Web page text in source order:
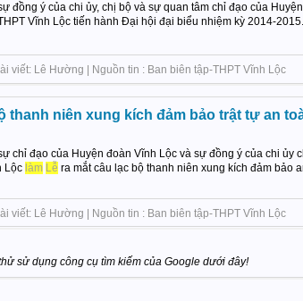
đồng ý của chi ủy, chị bộ và sự quan tâm chỉ đạo của
Vĩnh Lộc tiến hành Đại hội đại biểu nhiệm kỳ 2014-
viết: Lê Hường | Nguồn tin : Ban biên tập-THPT Vĩnh Lộc
thanh niên xung kích đảm bảo trật tự an
chỉ đạo của Huyện đoàn Vĩnh Lộc và sự đồng ý của chi ủy
Lộc làm Lễ ra mắt câu lạc bộ thanh niên xung kích đảm bảo
viết: Lê Hường | Nguồn tin : Ban biên tập-THPT Vĩnh Lộc
sử dụng công cụ tìm kiếm của Google dưới đây!